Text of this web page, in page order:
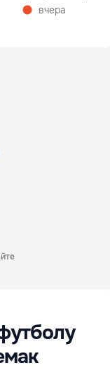
вчера